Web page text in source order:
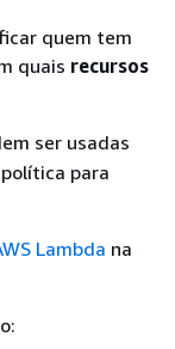
quem tem
quais recursos
ser usadas
para
Lambda na